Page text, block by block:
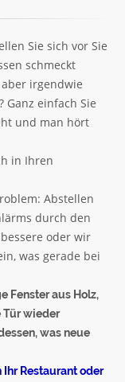
Sie sich vor Sie
schmeckt
irgendwie
einfach Sie
und man hört
in Ihren
Abstellen
durch den
oder wir
was gerade bei
Fenster aus Holz,
Tür wieder
was neue
Restaurant oder